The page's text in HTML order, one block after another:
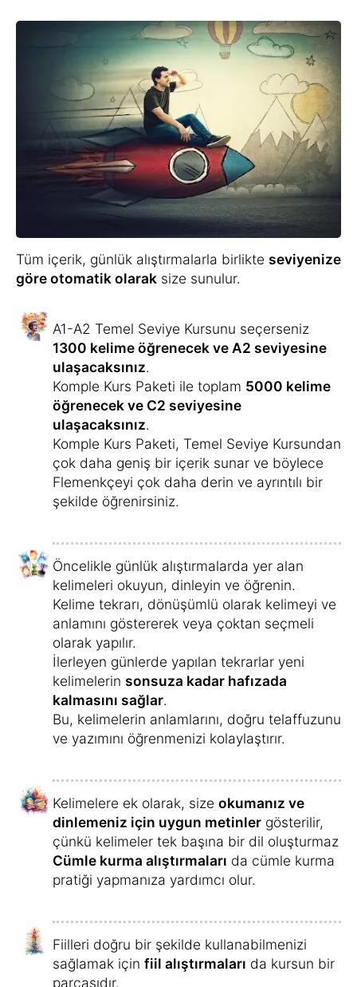
kelimeleri okuyun, dinleyin ve öğrenin.
Kelime tekrarı, dönüşümlü olarak kelimeyi ve
anlamını göstererek veya çoktan seçmeli
olarak yapılır.
İlerleyen günlerde yapılan tekrarlar yeni
kelimelerinsonsuza kadar hafızada
kalmasını sağlar .
Bu, kelimelerin anlamlarını, doğru telaffuzunu
ve yazımını öğrenmenizi kolaylaştırır.
Kelimelere ek olarak, sizeokumanız ve
dinlemeniz için uygun metinlergösterilir,
çünkü kelimeler tek başına bir dil oluşturmaz
Fiilleri doğru bir şekilde kullanabilmenizi
sağlamak için fiil alıştırmaları
parçasıdır.
Maksimum öğrenme verimliliği için,tüm
içerik otomatik olarak
öğrenmeye devam edersiniz.
Örneğin günde 3 dakika mı, 17 dakika mı
yoksa 1 saat mi çalışmak istediğiniz
tamamen size kalmış.
Ayrıca, sizi sürekli öğrenmeye teşvik edecek
çok sayıda motive edici unsur bulacaksınız:
Öğrenilen her kelime için akıllıca
tasarlanmış bir puan sistemivardır.
Günlük öğrenme süreniz uzadıkça kelime
Arka arkaya her gün çalışırsanız, ödül olarak
ek avantajlar elde edersiniz.
Her bir üniteden sonra, diğer öğrencilerle
rekabet etme ve uçuş mili programına
kullanma fırsatına sahipsiniz.
Bir gün boyunca dil öğrenmek için çok
zaman harcarsanız, sonundaözel bir ödül
alırsınız.